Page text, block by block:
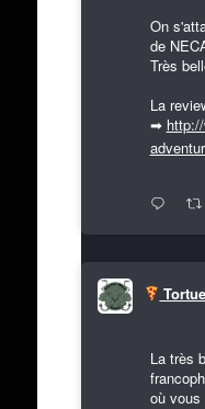
On
de
Très
La
➡
La très
où